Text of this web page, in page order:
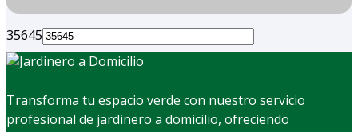
35645
Transforma tu espacio verde con nuestro servicio
profesional de jardinero a domicilio, ofreciendo